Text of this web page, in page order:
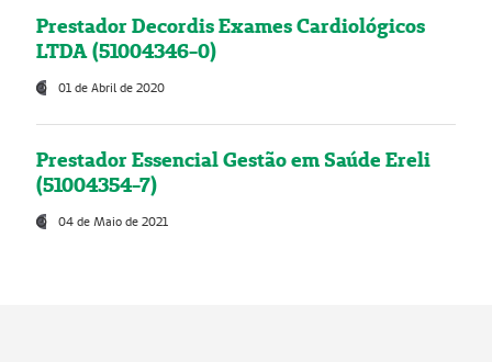
Prestador Decordis Exames Cardiológicos
LTDA (51004346-0)
01 de Abril de 2020
Prestador Essencial Gestão em Saúde Ereli
(51004354-7)
04 de Maio de 2021